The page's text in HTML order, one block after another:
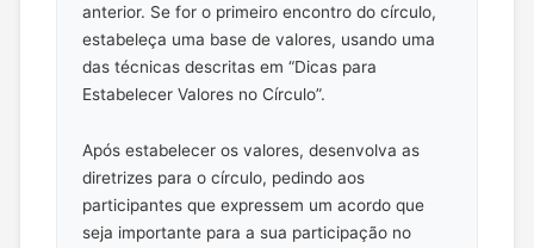
anterior. Se for o primeiro encontro do círculo,
estabeleça uma base de valores, usando uma
das técnicas descritas em “Dicas para
Estabelecer Valores no Círculo”.
Após estabelecer os valores, desenvolva as
diretrizes para o círculo, pedindo aos
participantes que expressem um acordo que
seja importante para a sua participação no